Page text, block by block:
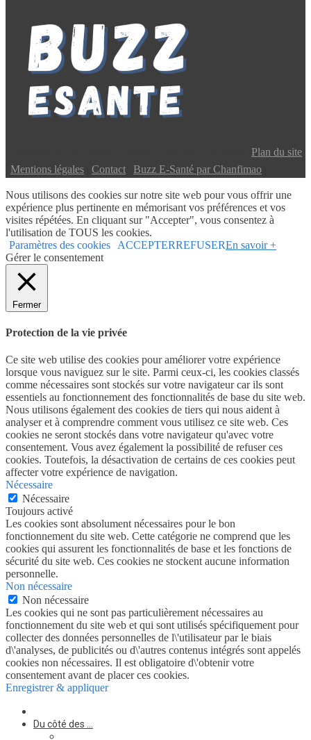
Plan du site
Mentions légales Contact Buzz E-Santé par Chanfimao
Nous utilisons des cookies sur notre site web pour vous offrir une
expérience plus pertinente en mémorisant vos préférences et vos
visites répétées. En cliquant sur "Accepter", vous consentez à
l'utilisation de TOUS les cookies.
Paramètres des cookies
ACCEPTERREFUSEREn savoir +
Gérer le consentement
Fermer
Protection de la vie privée
Ce site web utilise des cookies pour améliorer votre expérience
lorsque vous naviguez sur le site. Parmi ceux-ci, les cookies classés
comme nécessaires sont stockés sur votre navigateur car ils sont
essentiels au fonctionnement des fonctionnalités de base du site web.
Nous utilisons également des cookies de tiers qui nous aident à
analyser et à comprendre comment vous utilisez ce site web. Ces
cookies ne seront stockés dans votre navigateur qu'avec votre
consentement. Vous avez également la possibilité de refuser ces
cookies. Toutefois, la désactivation de certains de ces cookies peut
affecter votre expérience de navigation.
Nécessaire
Nécessaire
Toujours activé
Les cookies sont absolument nécessaires pour le bon
fonctionnement du site web. Cette catégorie ne comprend que les
cookies qui assurent les fonctionnalités de base et les fonctions de
sécurité du site web. Ces cookies ne stockent aucune information
personnelle.
Non nécessaire
Non nécessaire
Les cookies qui ne sont pas particulièrement nécessaires au
fonctionnement du site web et qui sont utilisés spécifiquement pour
collecter des données personnelles de l\'utilisateur par le biais
d\'analyses, de publicités ou d\'autres contenus intégrés sont appelés
cookies non nécessaires. Il est obligatoire d\'obtenir votre
consentement avant de placer ces cookies.
Enregistrer & appliquer
Du côté des …